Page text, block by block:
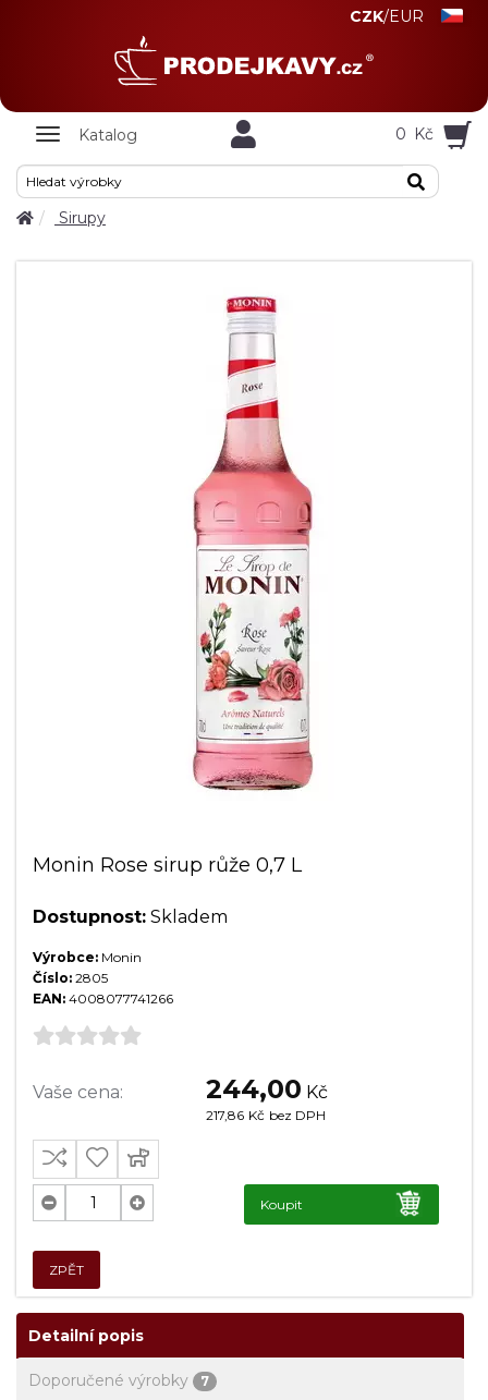
CZK/EUR
Zobrazit
Katalog 0 Kč
Sirupy
Monin Rose sirup růže 0,7 L
Dostupnost: Skladem
Výrobce: Monin
Číslo: 2805
EAN: 4008077741266
Vaše cena: 244,00 Kč
217,86 Kč bez DPH
Koupit
ZPĚT
Detailní popis
Doporučené výrobky 7